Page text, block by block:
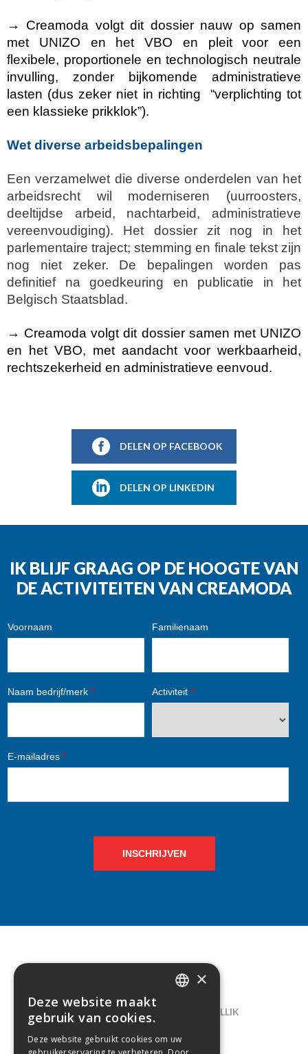
→ Creamoda volgt dit dossier nauw op samen
met UNIZO en het VBO en pleit voor een
flexibele, proportionele en technologisch neutrale
invulling, zonder bijkomende administratieve
lasten (dus zeker niet in richting “verplichting tot
een klassieke prikklok”).
Wet diverse arbeidsbepalingen
Een verzamelwet die diverse onderdelen van het
arbeidsrecht wil moderniseren (uurroosters,
deeltijdse arbeid, nachtarbeid, administratieve
vereenvoudiging). Het dossier zit nog in het
parlementaire traject; stemming en finale tekst zijn
nog niet zeker. De bepalingen worden pas
definitief na goedkeuring en publicatie in het
Belgisch Staatsblad.
→ Creamoda volgt dit dossier samen met UNIZO
en het VBO, met aandacht voor werkbaarheid,
rechtszekerheid en administratieve eenvoud.
DELEN OP FACEBOOK
DELEN OP LINKEDIN
IK BLIJF GRAAG OP DE HOOGTE VAN
DE ACTIVITEITEN VAN CREAMODA
Voornaam Familienaam
Naam bedrijf/merk * Activiteit *
E-mailadres *
INSCHRIJVEN
CONTACT
LELIEGAARDE 22, B-1731 ZELLIK
02/238.10.11
×
Deze website maakt
gebruik van cookies.
Deze website gebruikt cookies om uw